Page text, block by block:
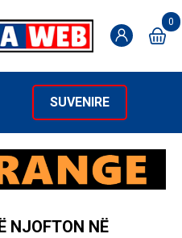
0
SUVENIRE
NJOFTON NË